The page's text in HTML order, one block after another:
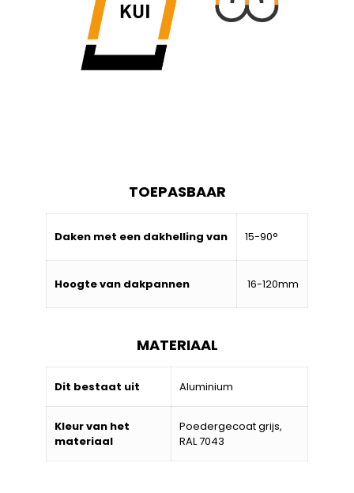
TOEPASBAAR
Daken met een dakhelling van 15-90°
Hoogte van dakpannen 16-120mm
MATERIAAL
Dit bestaat uit Aluminium
Kleur van het
materiaal
Poedergecoat grijs,
RAL 7043